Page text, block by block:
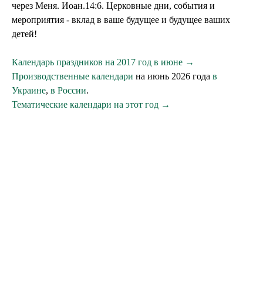
через Меня. Иоан.14:6. Церковные дни, события и
мероприятия - вклад в ваше будущее и будущее ваших
детей!
Календарь праздников на 2017 год в июне →
Производственные календари на июнь 2026 года в
Украине, в России.
Тематические календари на этот год →